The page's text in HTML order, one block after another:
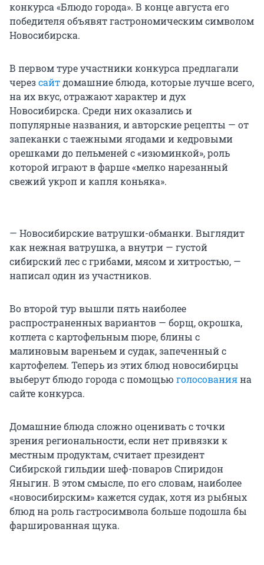
конкурса «Блюдо города». В конце августа его
победителя объявят гастрономическим символом
Новосибирска.
В первом туре участники конкурса предлагали
черезсайтдомашние блюда, которые лучше всего,
на их вкус, отражают характер и дух
Новосибирска. Среди них оказались и
популярные названия, и авторские рецепты — от
запеканки с таежными ягодами и кедровыми
орешками до пельменей с «изюминкой», роль
которой играют в фарше «мелко нарезанный
свежий укроп и капля коньяка».
— Новосибирские ватрушки-обманки. Выглядит
как нежная ватрушка, а внутри — густой
сибирский лес с грибами, мясом и хитростью, —
написал один из участников.
Во второй тур вышли пять наиболее
распространенных вариантов — борщ, окрошка,
котлета с картофельным пюре, блины с
малиновым вареньем и судак, запеченный с
картофелем. Теперь из этих блюд новосибирцы
выберут блюдо города с помощью голосованияна
сайте конкурса.
Домашние блюда сложно оценивать с точки
зрения региональности, если нет привязки к
местным продуктам, считает президент
Сибирской гильдии шеф-поваров Спиридон
Яныгин. В этом смысле, по его словам, наиболее
«новосибирским» кажется судак, хотя из рыбных
блюд на роль гастросимвола больше подошла бы
фаршированная щука.